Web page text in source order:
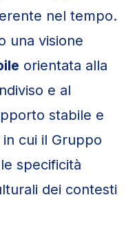
nel tempo.
una visione
orientata alla
e al
stabile e
cui il Gruppo
specificità
dei contesti